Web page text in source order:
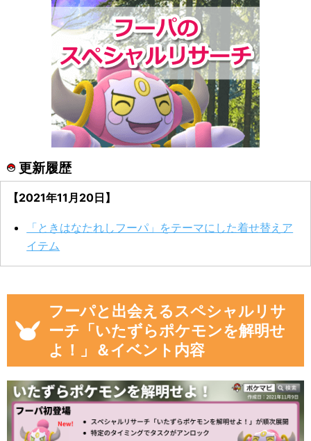
更新履歴
【2021年11月20日】
「ときはなたれしフーパ」をテーマにした着せ替えア
イテム
フーパと出会えるスペシャルリサ
ーチ「いたずらポケモンを解明せ
よ！」＆イベント内容